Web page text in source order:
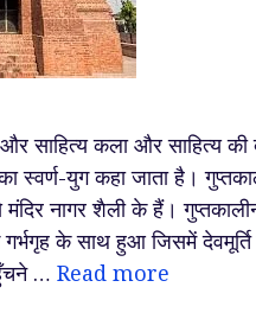
साहित्य कला और साहित्य की
स्वर्ण-युग कहा जाता है।
नागर शैली के हैं।
गर्भगृह के साथ हुआ जिसमें
… Read more